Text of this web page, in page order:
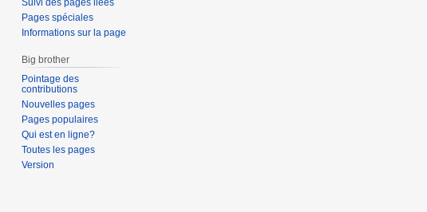
Suivi des pages liées
Pages spéciales
Informations sur la page
Big brother
Pointage des
contributions
Nouvelles pages
Pages populaires
Qui est en ligne?
Toutes les pages
Version